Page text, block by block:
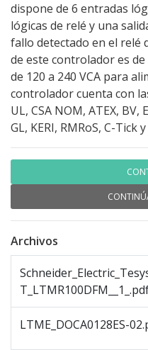
dispone de 6 entradas
lógicas de relé y una
fallo detectado en el relé
de este controlador es
de 120 a 240 VCA para
controlador cuenta con
UL, CSA NOM, ATEX, BV,
GL, KERI, RMRoS, C-Tick y
Archivos
LTME_DOCA0128ES-